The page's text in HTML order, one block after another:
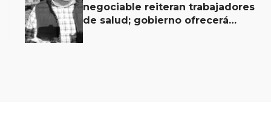
negociable reiteran trabajadores
de salud; gobierno ofrecerá